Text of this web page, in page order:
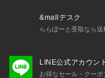
&mallデスク
ららぽーと受取なら送
LINE公式アカウント
お得なセール・クーポ